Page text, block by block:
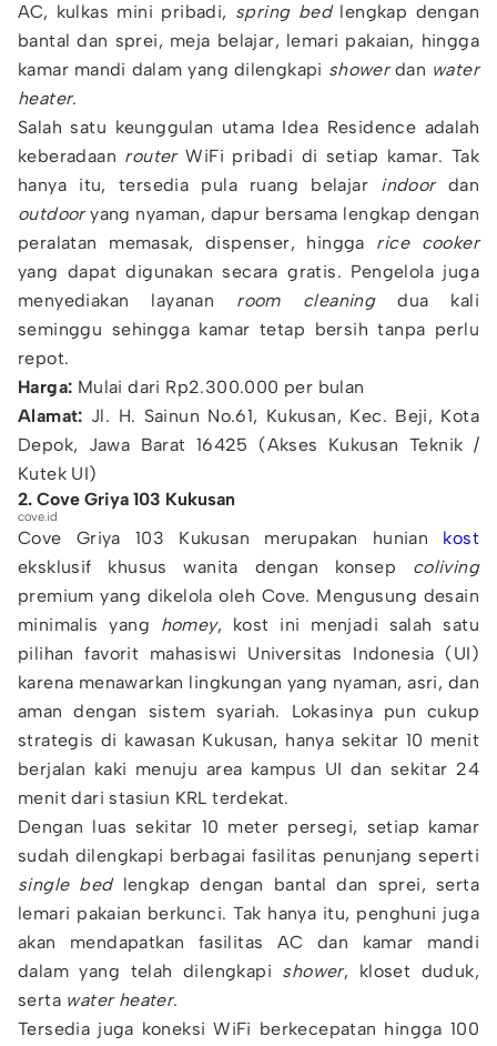
AC, kulkas mini pribadi, spring bedlengkap dengan
bantal dan sprei, meja belajar, lemari pakaian, hingga
kamar mandi dalam yang dilengkapi showerdan water
heater.
Salah satu keunggulan utama Idea Residence adalah
keberadaan routerWiFi pribadi di setiap kamar. Tak
hanya itu, tersedia pula ruang belajar indoordan
outdooryang nyaman, dapur bersama lengkap dengan
peralatan memasak, dispenser, hingga rice cooker
yang dapat digunakan secara gratis. Pengelola juga
menyediakan layanan room cleaningdua kali
seminggu sehingga kamar tetap bersih tanpa perlu
repot.
Harga: Mulai dari Rp2.300.000 per bulan
Alamat: Jl. H. Sainun No.61, Kukusan, Kec. Beji, Kota
Depok, Jawa Barat 16425 (Akses Kukusan Teknik /
Kutek UI)
2. Cove Griya 103 Kukusan
cove.id
Cove Griya 103 Kukusan merupakan hunian kost
eksklusif khusus wanita dengan konsep coliving
premium yang dikelola oleh Cove. Mengusung desain
minimalis yang homey, kost ini menjadi salah satu
pilihan favorit mahasiswi Universitas Indonesia (UI)
karena menawarkan lingkungan yang nyaman, asri, dan
aman dengan sistem syariah. Lokasinya pun cukup
strategis di kawasan Kukusan, hanya sekitar 10 menit
berjalan kaki menuju area kampus UI dan sekitar 24
menit dari stasiun KRL terdekat.
Dengan luas sekitar 10 meter persegi, setiap kamar
sudah dilengkapi berbagai fasilitas penunjang seperti
single bed lengkap dengan bantal dan sprei, serta
lemari pakaian berkunci. Tak hanya itu, penghuni juga
akan mendapatkan fasilitas AC dan kamar mandi
dalam yang telah dilengkapi shower, kloset duduk,
serta water heater.
Tersedia juga koneksi WiFi berkecepatan hingga 100